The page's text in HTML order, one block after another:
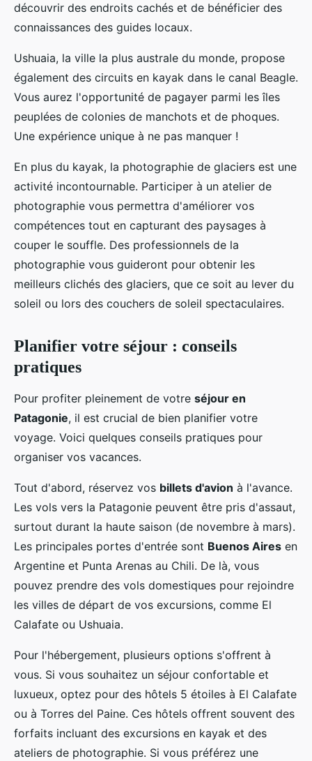
découvrir des endroits cachés et de bénéficier des
connaissances des guides locaux.
Ushuaia, la ville la plus australe du monde, propose
également des circuits en kayak dans le canal Beagle.
Vous aurez l'opportunité de pagayer parmi les îles
peuplées de colonies de manchots et de phoques.
Une expérience unique à ne pas manquer !
En plus du kayak, la photographie de glaciers est une
activité incontournable. Participer à un atelier de
photographie vous permettra d'améliorer vos
compétences tout en capturant des paysages à
couper le souffle. Des professionnels de la
photographie vous guideront pour obtenir les
meilleurs clichés des glaciers, que ce soit au lever du
soleil ou lors des couchers de soleil spectaculaires.
Planifier votre séjour : conseils
pratiques
Pour profiter pleinement de votre séjour en
Patagonie, il est crucial de bien planifier votre
voyage. Voici quelques conseils pratiques pour
organiser vos vacances.
Tout d'abord, réservez vos billets d'avion à l'avance.
Les vols vers la Patagonie peuvent être pris d'assaut,
surtout durant la haute saison (de novembre à mars).
Les principales portes d'entrée sont Buenos Aires en
Argentine et Punta Arenas au Chili. De là, vous
pouvez prendre des vols domestiques pour rejoindre
les villes de départ de vos excursions, comme El
Calafate ou Ushuaia.
Pour l'hébergement, plusieurs options s'offrent à
vous. Si vous souhaitez un séjour confortable et
luxueux, optez pour des hôtels 5 étoiles à El Calafate
ou à Torres del Paine. Ces hôtels offrent souvent des
forfaits incluant des excursions en kayak et des
ateliers de photographie. Si vous préférez une